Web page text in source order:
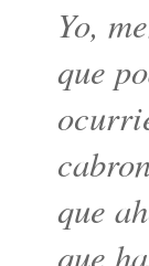
Yo,
que
que
que